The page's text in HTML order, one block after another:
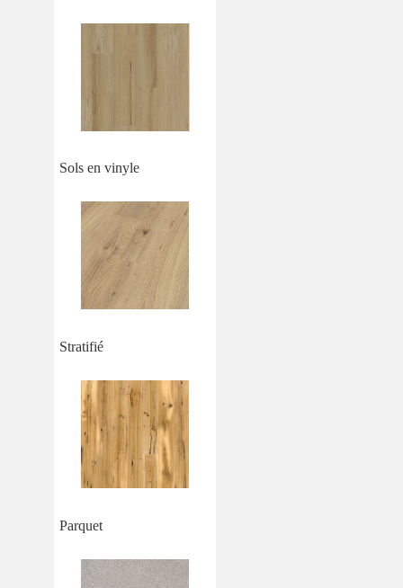
Sols en vinyle
Stratifié
Parquet